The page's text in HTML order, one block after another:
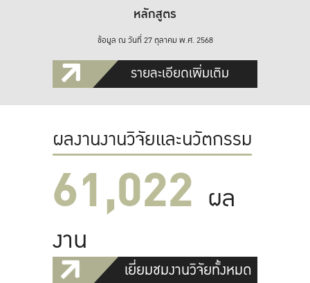
หลักสูตร
ข้อมูล ณ วันที่ 27 ตุลาคม พ.ศ. 2568
รายละเอียดเพิ่มเติม
ผลงานงานวิจัยและนวัตกรรม
61,022 ผล
งาน
เยี่ยมชมงานวิจัยทั้งหมด